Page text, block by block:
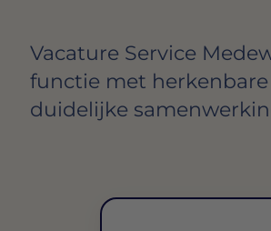
Vacature Service
functie met
duidelijke